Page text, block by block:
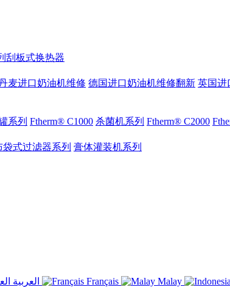
刮板式换热器
麦进口奶油机维修 德国进口奶油机维修翻新 英国进
系列 Ftherm® C1000 杀菌机系列 Ftherm® C2000
袋式过滤器系列 膏体灌装机系列
Français Malay